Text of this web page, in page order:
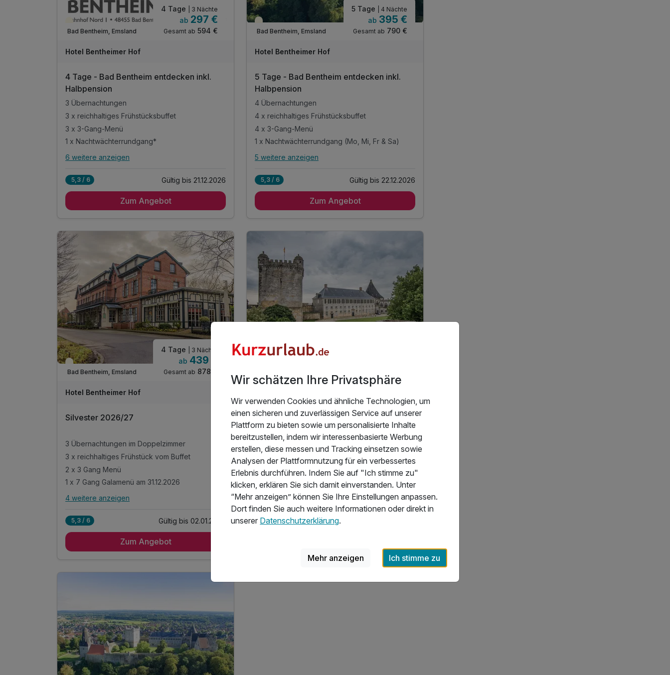
Teilweise ausgelastet
Bad Bentheim, Emsland
4 Tage | 3 Nächte
ab 297 €
Gesamt ab 594 €
Hotel Bentheimer Hof
4 Tage - Bad Bentheim entdecken inkl.
Halbpension
3 Übernachtungen
3 x reichhaltiges Frühstücksbuffet
3 x 3-Gang-Menü
1 x Nachtwächterrundgang*
Alle Inklusivleistungen
3 x reichhaltiges Frühstücksbuffet
1 x Rad- und Wanderrouten der Umgebung als
QR Code
1 x Bentheimer Gästekarte
inkl. 25% Rabatt im Tierpark Nordhorn
inkl. 50% Rabatt im Rock & Pop Museum Gronau
inkl. W-Lan
Familienspaß o. Zeit zu zweit - Alles ist möglich
6 weitere anzeigen
5,3 / 6 Gültig bis 21.12.2026
Zum Angebot
Teilweise ausgelastet
Bad Bentheim, Emsland
5 Tage | 4 Nächte
ab 395 €
Gesamt ab 790 €
Hotel Bentheimer Hof
5 Tage - Bad Bentheim entdecken inkl.
Halbpension
4 Übernachtungen
4 x reichhaltiges Frühstücksbuffet
4 x 3-Gang-Menü
1 x Nachtwächterrundgang (Mo, Mi, Fr & Sa)
Alle Inklusivleistungen
4 x reichhaltiges Frühstücksbuffet
QR Code
1 x Bentheimer Gästekarte
inkl. 25% Rabatt im Tierpark Nordhorn
inkl. 50% Rabatt im Rock & Pop Museum Gronau
inkl. W-Lan
5 weitere anzeigen
5,3 / 6 Gültig bis 22.12.2026
Zum Angebot
Saisonal verfügbar
Bad Bentheim, Emsland
4 Tage | 3 Nächte
ab 439 €
Gesamt ab 878 €
Hotel Bentheimer Hof
Silvester 2026/27
3 Übernachtungen im Doppelzimmer
3 x reichhaltiges Frühstück vom Buffet
2 x 3 Gang Menü
1 x 7 Gang Galamenü am 31.12.2026
Alle Inklusivleistungen
3 x reichhaltiges Frühstück vom Buffet
Bentheim*
* dies ist nicht die Therme
4 weitere anzeigen
5,3 / 6 Gültig bis 02.01.2027
Zum Angebot
6 Tage - Bad Bentheim entdecken inkl.
Halbpension
5 Übernachtungen
5 x reichhaltiges Frühstück vom Buffet
5 x 3-Gang-Menü
1 x Nachtwächterrundgang (Mo, Mi, Fr & Sa.)
Alle Inklusivleistungen
5 x 3-Gang-Menü
1 x Nachtwächterrundgang (Mo, Mi, Fr & Sa.)
1 x Rad- und Wanderrouten als QR Code
5 weitere anzeigen
5,3 / 6
Wir schätzen Ihre Privatsphäre
Wir verwenden Cookies und ähnliche Technologien, um
einen sicheren und zuverlässigen Service auf unserer
Plattform zu bieten sowie um personalisierte Inhalte
bereitzustellen, indem wir interessenbasierte Werbung
erstellen, diese messen und Tracking einsetzen sowie
Analysen der Plattformnutzung für ein verbessertes
Erlebnis durchführen. Indem Sie auf "Ich stimme zu"
klicken, erklären Sie sich damit einverstanden. Unter
“Mehr anzeigen” können Sie Ihre Einstellungen anpassen.
Dort finden Sie auch weitere Informationen oder direkt in
unserer Datenschutzerklärung.
Mehr anzeigen Ich stimme zu